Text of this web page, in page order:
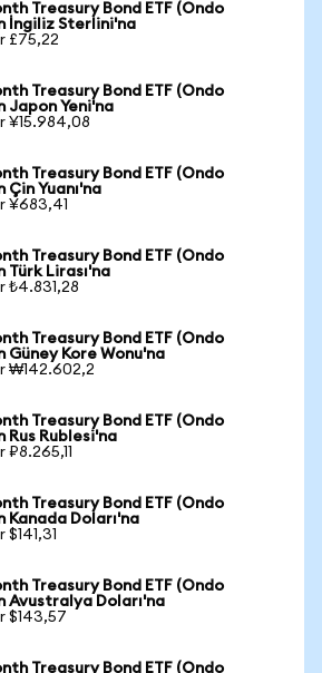
Treasury Bond ETF (Ondo
İngiliz Sterlini'na
£75,22
Treasury Bond ETF (Ondo
Japon Yeni'na
¥15.984,08
Treasury Bond ETF (Ondo
Yuanı'na
¥683,41
Treasury Bond ETF (Ondo
Türk Lirası'na
₺4.831,28
Treasury Bond ETF (Ondo
Güney Kore Wonu'na
₩142.602,2
Treasury Bond ETF (Ondo
Rus Rublesi'na
Treasury Bond ETF (Ondo
Kanada Doları'na
Treasury Bond ETF (Ondo
Avustralya Doları'na
$143,57
Treasury Bond ETF (Ondo